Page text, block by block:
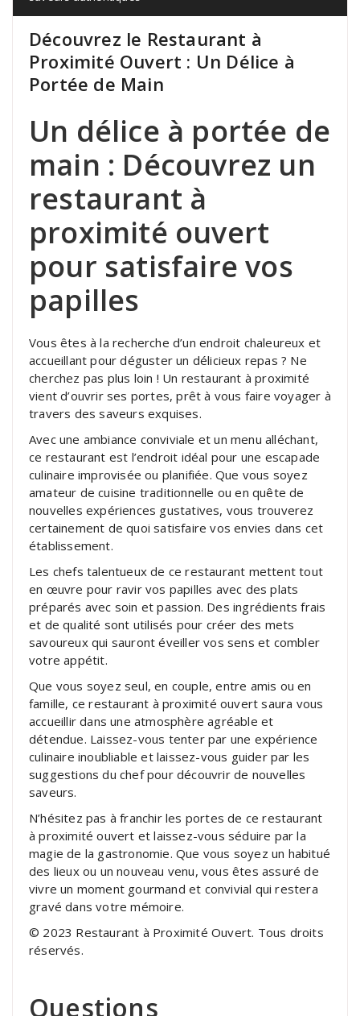
Découvrez le Restaurant à
Proximité Ouvert : Un Délice à
Portée de Main
Un délice à portée de
main : Découvrez un
restaurant à
proximité ouvert
pour satisfaire vos
papilles
Vous êtes à la recherche d’un endroit chaleureux et
accueillant pour déguster un délicieux repas ? Ne
cherchez pas plus loin ! Un restaurant à proximité
vient d’ouvrir ses portes, prêt à vous faire voyager à
travers des saveurs exquises.
Avec une ambiance conviviale et un menu alléchant,
ce restaurant est l’endroit idéal pour une escapade
culinaire improvisée ou planifiée. Que vous soyez
amateur de cuisine traditionnelle ou en quête de
nouvelles expériences gustatives, vous trouverez
certainement de quoi satisfaire vos envies dans cet
établissement.
Les chefs talentueux de ce restaurant mettent tout
en œuvre pour ravir vos papilles avec des plats
préparés avec soin et passion. Des ingrédients frais
et de qualité sont utilisés pour créer des mets
savoureux qui sauront éveiller vos sens et combler
votre appétit.
Que vous soyez seul, en couple, entre amis ou en
famille, ce restaurant à proximité ouvert saura vous
accueillir dans une atmosphère agréable et
détendue. Laissez-vous tenter par une expérience
culinaire inoubliable et laissez-vous guider par les
suggestions du chef pour découvrir de nouvelles
saveurs.
N’hésitez pas à franchir les portes de ce restaurant
à proximité ouvert et laissez-vous séduire par la
magie de la gastronomie. Que vous soyez un habitué
des lieux ou un nouveau venu, vous êtes assuré de
vivre un moment gourmand et convivial qui restera
gravé dans votre mémoire.
© 2023 Restaurant à Proximité Ouvert. Tous droits
réservés.
Questions